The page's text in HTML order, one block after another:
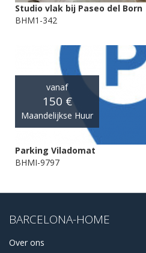
Studio vlak bij Paseo del Born
BHM1-342
vanaf
150 €
Maandelijkse Huur
Parking Viladomat
BHMI-9797
BARCELONA-HOME
Over ons